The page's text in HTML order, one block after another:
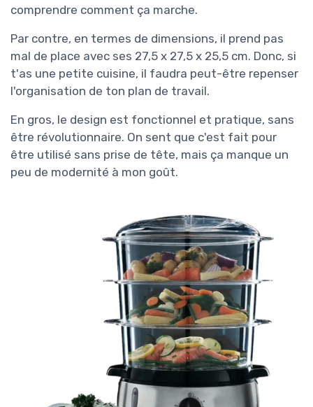
comprendre comment ça marche.
Par contre, en termes de dimensions, il prend pas
mal de place avec ses 27,5 x 27,5 x 25,5 cm. Donc, si
t'as une petite cuisine, il faudra peut-être repenser
l'organisation de ton plan de travail.
En gros, le design est fonctionnel et pratique, sans
être révolutionnaire. On sent que c'est fait pour
être utilisé sans prise de tête, mais ça manque un
peu de modernité à mon goût.